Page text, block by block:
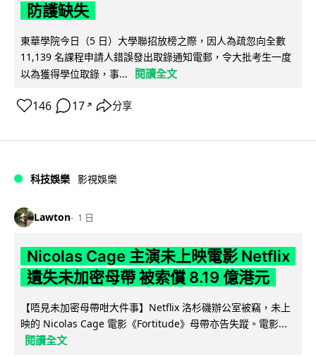
防護缺失
東華學院今日（5 日）大學聯招放榜之際，因人為疏忽向全數
11,139 名課程申請人錯誤發出取錄通知電郵，令大批考生一度
以為獲得學位取錄，事...
閱讀全文
146 17 ↗ 分享
科技娛樂 影視娛樂
Lawton 1 日
Nicolas Cage 主演未上映電影 Netflix
遺失未加密母帶 被索償 8.19 億港元
【唔見未加密母帶咁大件事】Netflix 洛杉磯辦公室被竊，未上
映的 Nicolas Cage 電影《Fortitude》母帶亦告失蹤。電影...
閱讀全文